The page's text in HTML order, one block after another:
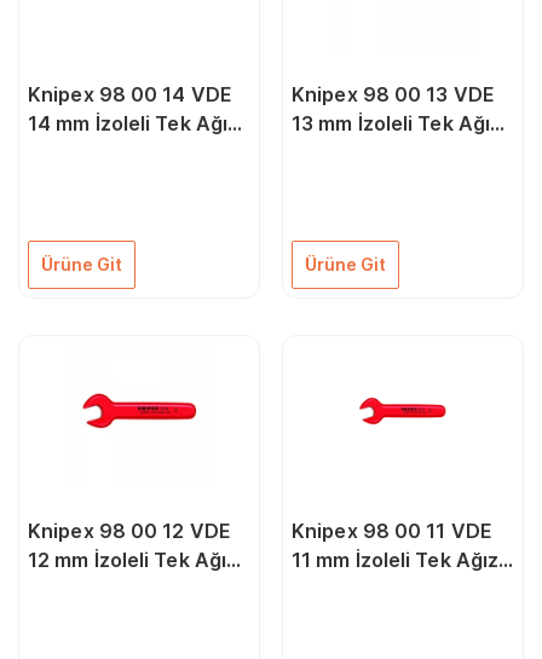
Knipex 98 00 14 VDE
14 mm İzoleli Tek Ağız
Ürüne Git
Knipex 98 00 13 VDE
13 mm İzoleli Tek Ağız
Ürüne Git
Knipex 98 00 12 VDE
12 mm İzoleli Tek Ağız
Knipex 98 00 11 VDE
11 mm İzoleli Tek Ağız